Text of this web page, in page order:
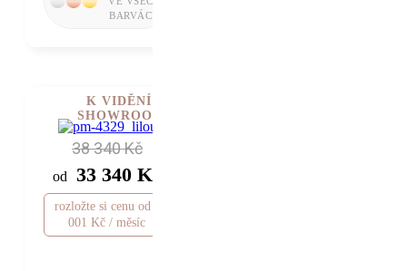
38 340 Kč
od 33 340 Kč
rozložte si cenu od 1
001 Kč / měsíc
K VIDĚNÍ V
SHOWROOMU